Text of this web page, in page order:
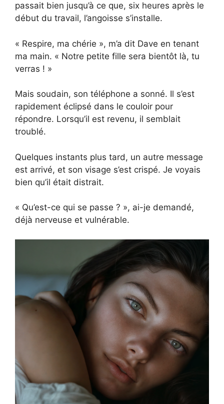
passait bien jusqu’à ce que, six heures après le
début du travail, l’angoisse s’installe.
« Respire, ma chérie », m’a dit Dave en tenant
ma main. « Notre petite fille sera bientôt là, tu
verras ! »
Mais soudain, son téléphone a sonné. Il s’est
rapidement éclipsé dans le couloir pour
répondre. Lorsqu’il est revenu, il semblait
troublé.
Quelques instants plus tard, un autre message
est arrivé, et son visage s’est crispé. Je voyais
bien qu’il était distrait.
« Qu’est-ce qui se passe ? », ai-je demandé,
déjà nerveuse et vulnérable.